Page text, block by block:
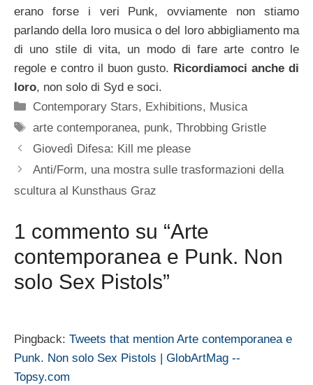
erano forse i veri Punk, ovviamente non stiamo
parlando della loro musica o del loro abbigliamento ma
di uno stile di vita, un modo di fare arte contro le
regole e contro il buon gusto. Ricordiamoci anche di
loro, non solo di Syd e soci.
Categorie
Contemporary Stars, Exhibitions, Musica
Tag
arte contemporanea, punk,Throbbing Gristle
Giovedì Difesa: Kill me please
Anti/Form, una mostra sulle trasformazioni della
scultura al Kunsthaus Graz
1 commento su “Arte
contemporanea e Punk. Non
solo Sex Pistols”
Pingback: Tweets that mention Arte contemporanea e
Punk. Non solo Sex Pistols | GlobArtMag --
Topsy.com